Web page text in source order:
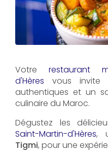
Votrerestaurant
d'Hères vous invite
authentiques et un
culinaire du Maroc.
Dégustez les
Saint-Martin-d'Hères,
Tigmi, pour une